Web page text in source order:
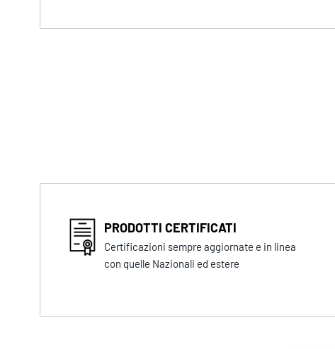
PRODOTTI CERTIFICATI
Certificazioni sempre aggiornate e in linea
con quelle Nazionali ed estere